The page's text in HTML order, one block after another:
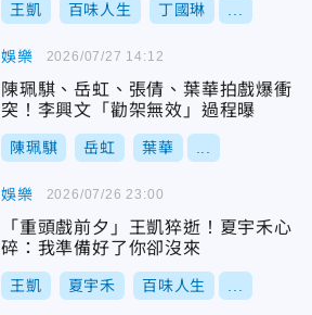
王凱 百味人生 丁國琳
娛樂
陳珮騏、岳虹、張倩、葉華拍戲爆衝
突！李興文「勸架無效」過程曝
陳珮騏 岳虹 葉華
2026/07/27 14:12
娛樂
「重頭戲前夕」王凱猝逝！夏宇禾心
碎：我準備好了你卻沒來
王凱 夏宇禾 百味人生
2026/07/26 23:00